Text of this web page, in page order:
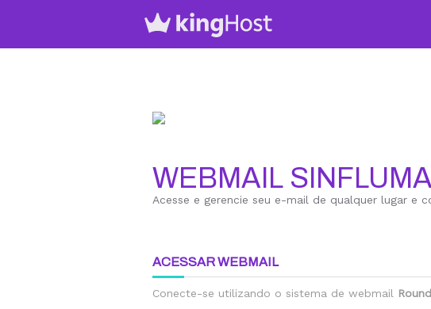
WEBMAIL
Acesse e gerencie seu e-mail de qualquer lugar e
ACESSAR WEBMAIL
Conecte-se utilizando o sistema de webmail